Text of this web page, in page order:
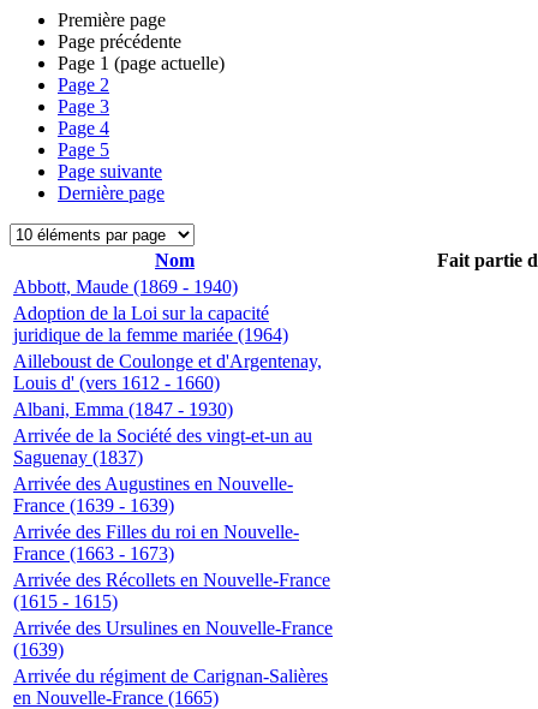
Première page
Page précédente
Page 1 (page actuelle)
Page 2
Page 3
Page 4
Page 5
Page suivante
Dernière page
Nom
Fait partie
Abbott, Maude (1869 - 1940)
Adoption de la Loi sur la capacité
juridique de la femme mariée (1964)
Ailleboust de Coulonge et d'Argentenay,
Louis d' (vers 1612 - 1660)
Albani, Emma (1847 - 1930)
Arrivée de la Société des vingt-et-un au
Saguenay (1837)
Arrivée des Augustines en Nouvelle-
France (1639 - 1639)
Arrivée des Filles du roi en Nouvelle-
France (1663 - 1673)
Arrivée des Récollets en Nouvelle-France
(1615 - 1615)
Arrivée des Ursulines en Nouvelle-France
(1639)
Arrivée du régiment de Carignan-Salières
en Nouvelle-France (1665)